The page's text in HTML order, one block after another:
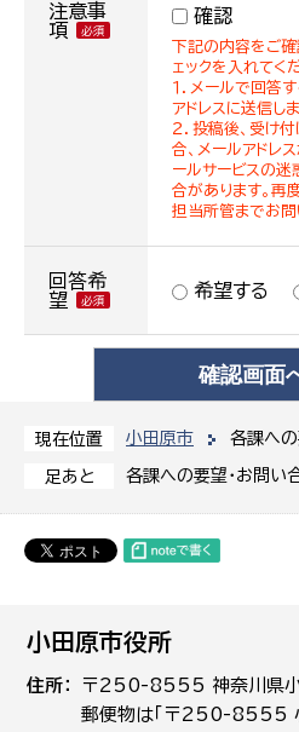
現在位置 小田原市 各課への
足あと 各課への要望・お問い
注意事
項
確認
下記の内容をご
ェックを入れてく
１．メールで回答
アドレスに送信しま
２．投稿後、受け
合、メールアドレ
ールサービスの
合があります。再
担当所管までお問
回答希
望
希望する
小田原市役所
住所
〒250-8555 神奈川県
郵便物は「〒250-8555